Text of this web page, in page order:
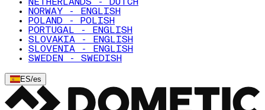
NETHERLANDS - DUTCH
NORWAY - ENGLISH
POLAND - POLISH
PORTUGAL - ENGLISH
SLOVAKIA - ENGLISH
SLOVENIA - ENGLISH
SWEDEN - SWEDISH
ES/es